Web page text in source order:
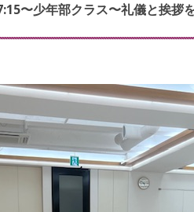
〜少年部クラス〜礼儀と挨拶